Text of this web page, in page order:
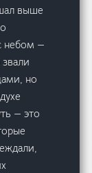
выше
небом —
но
— это